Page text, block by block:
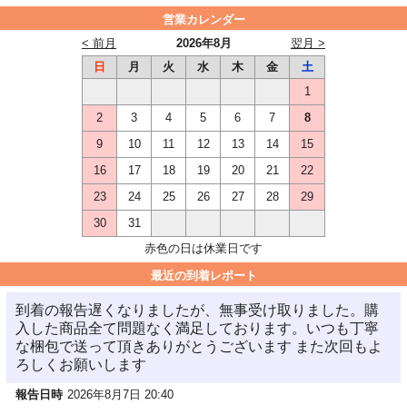
営業カレンダー
2026年8月
< 前月
翌月 >
日
月 火 水 木 金
土
1
2
3 4 5 6 7
8
9
10 11 12 13 14
15
16
17 18 19 20 21
22
23
24 25 26 27 28
29
30
31
赤色の日は休業日です
最近の到着レポート
到着の報告遅くなりましたが、無事受け取りました。購
入した商品全て問題なく満足しております。いつも丁寧
な梱包で送って頂きありがとうございます また次回もよ
ろしくお願いします
報告日時 2026年8月7日 20:40